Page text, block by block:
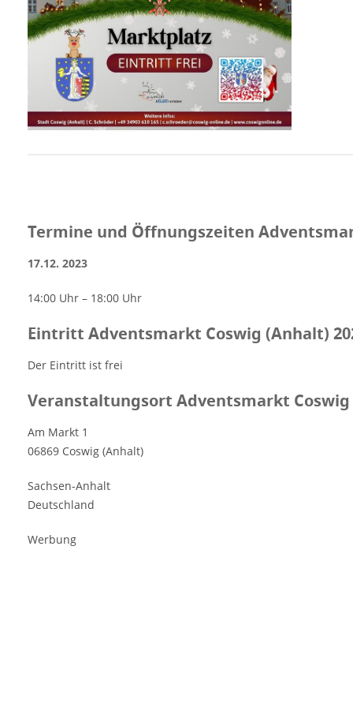
Veranstaltungsort Adventsmarkt Coswig
(Anhalt) 2023 Am Markt 1 06869 Coswig
(Anhalt) Sachsen-Anhalt Deutschland
Werbung
Termine und Öffnungszeiten
17.12. 2023
14:00 Uhr – 18:00 Uhr
Eintritt Adventsmarkt Coswig (Anhalt)
Der Eintritt ist frei
Veranstaltungsort Adventsmarkt Coswig
Am Markt 1
06869 Coswig (Anhalt)
Sachsen-Anhalt
Deutschland
Werbung